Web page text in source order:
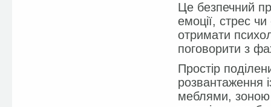
Це безпечний
емоції, стрес
отримати
поговорити з
Простір
розвантаження
меблями, зоною